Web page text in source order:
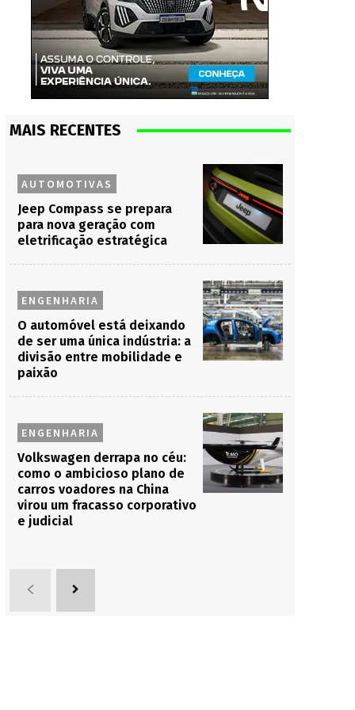
MAIS RECENTES
AUTOMOTIVAS
Jeep Compass se prepara
para nova geração com
eletrificação estratégica
ENGENHARIA
O automóvel está deixando
de ser uma única indústria: a
divisão entre mobilidade e
paixão
ENGENHARIA
Volkswagen derrapa no céu:
como o ambicioso plano de
carros voadores na China
virou um fracasso corporativo
e judicial